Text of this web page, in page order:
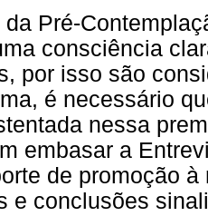
da Pré-
consciência
por isso são
é necessário
nessa
embasar a
de promoção
e conclusões